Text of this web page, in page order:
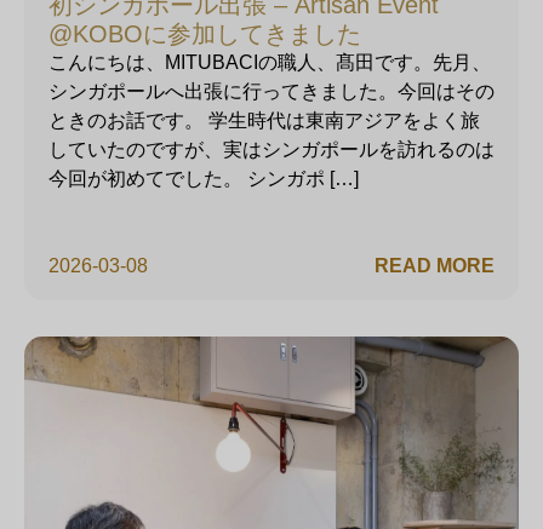
@KOBOに参加してきました
2026-03-08
こんにちは、MITUBACIの職人、髙田です。先月、
シンガポールへ出張に行ってきました。今回はその
ときのお話です。 学生時代は東南アジアをよく旅
していたのですが、実はシンガポールを訪れるのは
今回が初めてでした。 シンガポ […]
READ MORE